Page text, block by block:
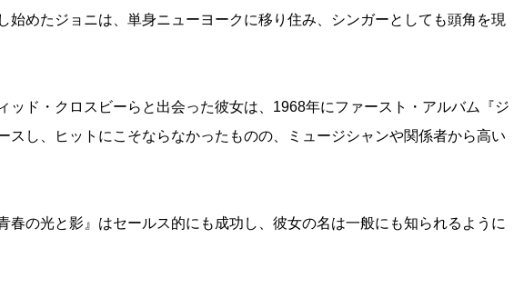
始めたジョニは、単身ニューヨークに移り住み、シンガーとしても頭角を現
ッド・クロスビーらと出会った彼女は、1968年にファースト・アルバム『ジ
スし、ヒットにこそならなかったものの、ミュージシャンや関係者から高い
春の光と影』はセールス的にも成功し、彼女の名は一般にも知られるように